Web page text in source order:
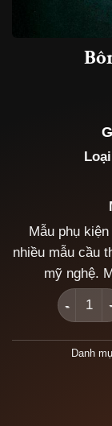
Mẫu phụ
nhiều mẫu cầu
mỹ nghệ.
Bông
Danh